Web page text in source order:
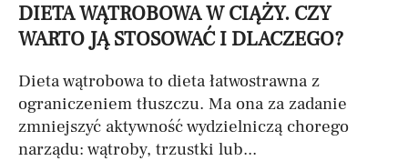
DIETA WĄTROBOWA W CIĄŻY. CZY
WARTO JĄ STOSOWAĆ I DLACZEGO?
Dieta wątrobowa to dieta łatwostrawna z
ograniczeniem tłuszczu. Ma ona za zadanie
zmniejszyć aktywność wydzielniczą chorego
narządu: wątroby, trzustki lub...